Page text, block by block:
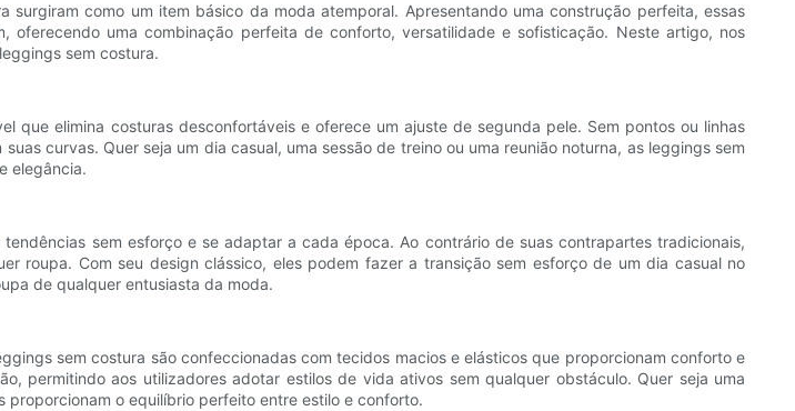
como um item básico da moda atemporal. Apresentando uma construção perfeita, essas
oferecendo uma combinação perfeita de conforto, versatilidade e sofisticação. Neste artigo, nos
sem costura.
que elimina costuras desconfortáveis ​​e oferece um ajuste de segunda pele. Sem pontos ou linhas
curvas. Quer seja um dia casual, uma sessão de treino ou uma reunião noturna, as leggings sem
elegância.
sem esforço e se adaptar a cada época. Ao contrário de suas contrapartes tradicionais,
roupa. Com seu design clássico, eles podem fazer a transição sem esforço de um dia casual no
de qualquer entusiasta da moda.
sem costura são confeccionadas com tecidos macios e elásticos que proporcionam conforto e
permitindo aos utilizadores adotar estilos de vida ativos sem qualquer obstáculo. Quer seja uma
o equilíbrio perfeito entre estilo e conforto.